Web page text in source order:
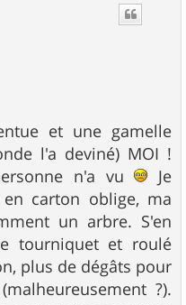
et une gamelle
l'a deviné) MOI !
n'a vu
Je
carton oblige, ma
un arbre. S'en
tourniquet et roulé
plus de dégâts pour
?).